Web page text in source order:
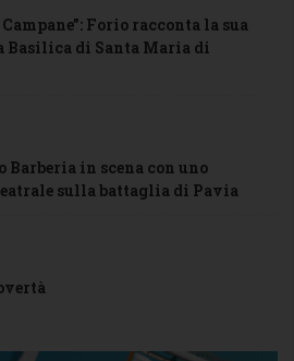
Campane”: Forio racconta la sua
Basilica di Santa Maria di
in scena con uno
sulla battaglia di Pavia